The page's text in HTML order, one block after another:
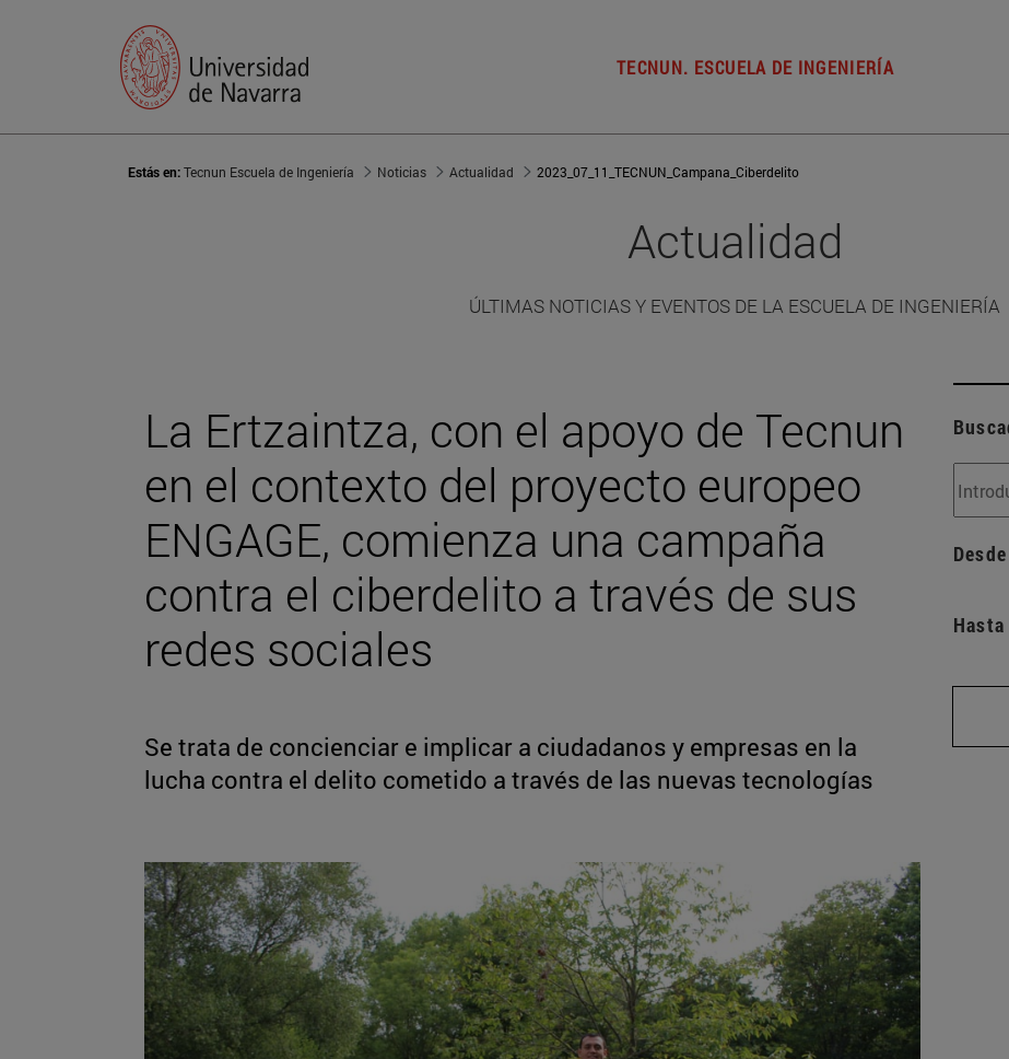
TECNUN. ESCUELA DE INGENIERÍA
Estás en:Tecnun Escuela de Ingeniería Noticias Actualidad 2023_07_11_TECNUN_Campana_Ciberdelito
Actualidad
ÚLTIMAS NOTICIAS Y EVENTOS DE LA ESCUELA DE INGENIERÍA
La Ertzaintza, con el apoyo de Tecnun
en el contexto del proyecto europeo
ENGAGE, comienza una campaña
contra el ciberdelito a través de sus
redes sociales
Se trata de concienciar e implicar a ciudadanos y empresas en la
lucha contra el delito cometido a través de las nuevas tecnologías
Desde
Hasta